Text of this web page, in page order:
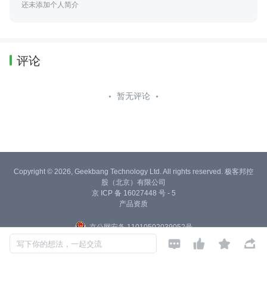
还未添加个人简介
评论
暂无评论
写下你的想法，一起交流    
Copyright © 2026, Geekbang Technology Ltd. All rights reserved. 极客邦控
股（北京）有限公司
京 ICP 备 16027448 号 - 5
产品资质
京公网安备 11010502039052号